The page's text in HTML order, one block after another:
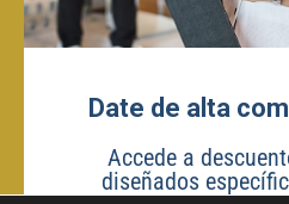
Date de alta
Accede a
diseñados